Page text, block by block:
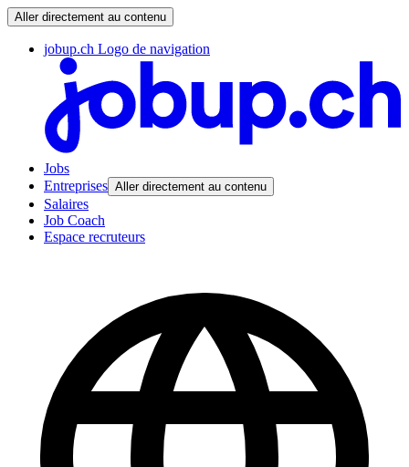
Aller directement au contenu
jobup.ch Logo de navigation
Jobs
Entreprises Aller directement au contenu
Salaires
Job Coach
Espace recruteurs